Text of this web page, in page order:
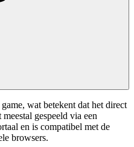
wat betekent dat het direct
gespeeld via een
en is compatibel met de
browsers.